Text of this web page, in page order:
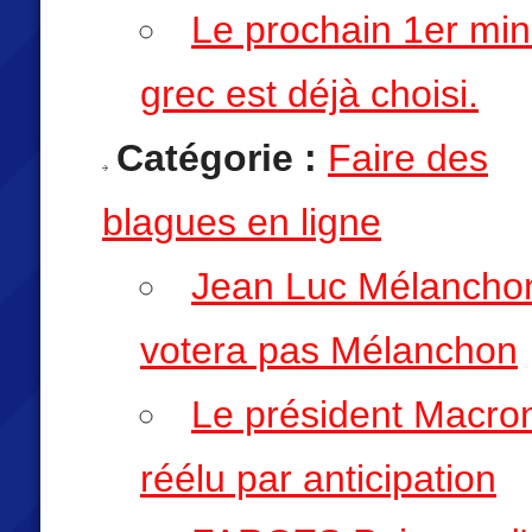
Le prochain 1er
grec est déjà choisi.
Catégorie : Faire des
blagues en ligne
Jean Luc
votera pas Mélanchon
Le président
réélu par anticipation